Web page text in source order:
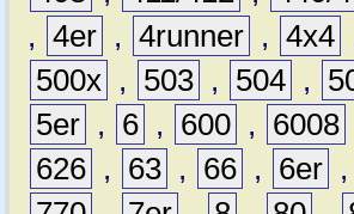
, 4er , 4runner , 4x4
500x , 503 , 504 ,
5er , 6 , 600 , 6008
626 , 63 , 66 , 6er ,